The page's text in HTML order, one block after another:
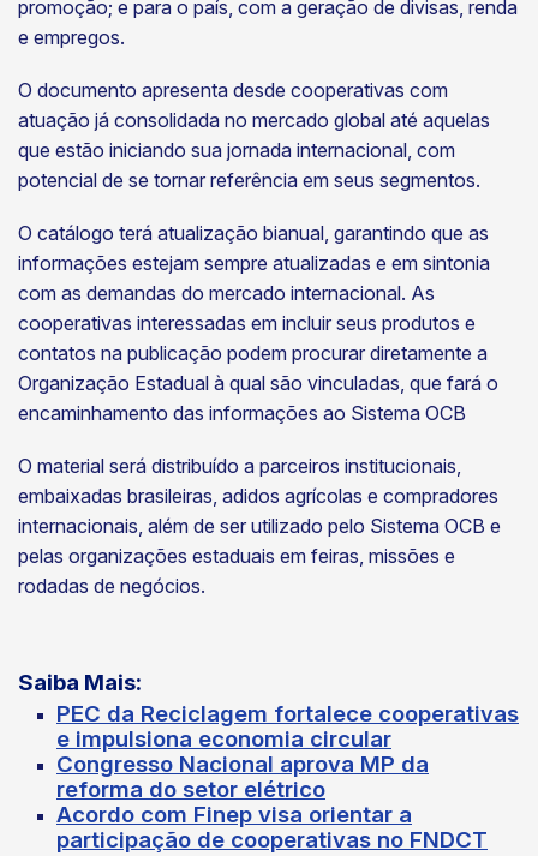
promoção; e para o país, com a geração de divisas, renda
e empregos.
O documento apresenta desde cooperativas com
atuação já consolidada no mercado global até aquelas
que estão iniciando sua jornada internacional, com
potencial de se tornar referência em seus segmentos.
O catálogo terá atualização bianual, garantindo que as
informações estejam sempre atualizadas e em sintonia
com as demandas do mercado internacional. As
cooperativas interessadas em incluir seus produtos e
contatos na publicação podem procurar diretamente a
Organização Estadual à qual são vinculadas, que fará o
encaminhamento das informações ao Sistema OCB
O material será distribuído a parceiros institucionais,
embaixadas brasileiras, adidos agrícolas e compradores
internacionais, além de ser utilizado pelo Sistema OCB e
pelas organizações estaduais em feiras, missões e
rodadas de negócios.
Saiba Mais:
PEC da Reciclagem fortalece cooperativas
e impulsiona economia circular
Congresso Nacional aprova MP da
reforma do setor elétrico
Acordo com Finep visa orientar a
participação de cooperativas no FNDCT